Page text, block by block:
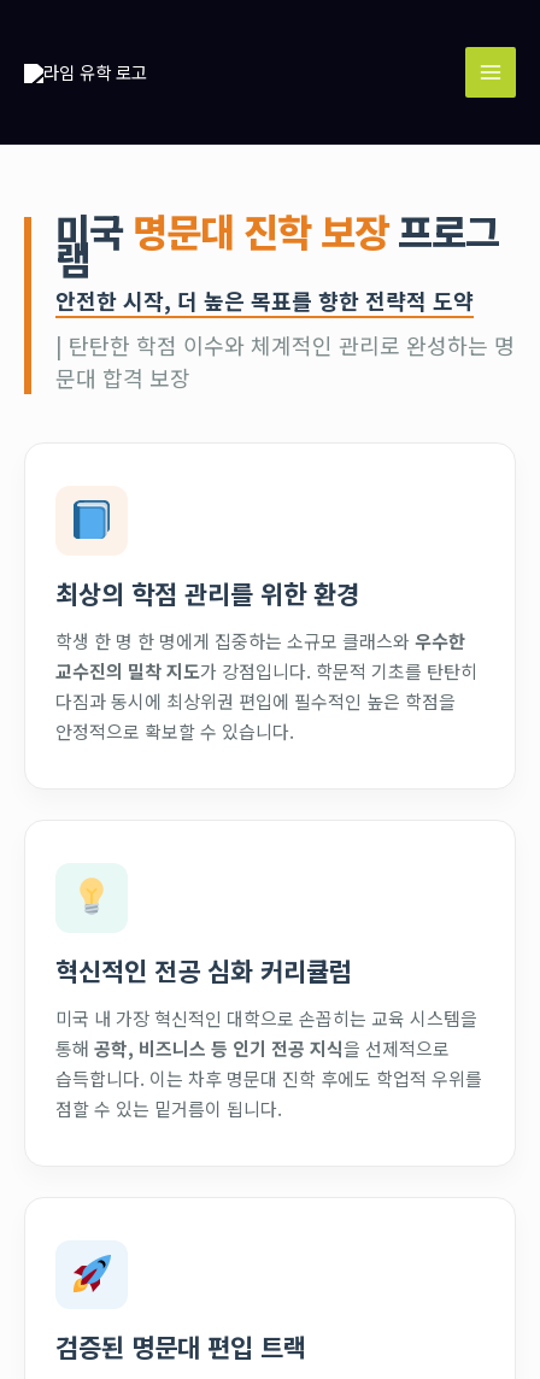
너
미국명문대 진학 보장프로그
램
안전한 시작, 더 높은 목표를 향한 전략적 도약
| 탄탄한 학점 이수와 체계적인 관리로 완성하는 명
문대 합격 보장
최상의 학점 관리를 위한 환경
학생 한 명 한 명에게 집중하는 소규모 클래스와 우수한
교수진의 밀착 지도가 강점입니다. 학문적 기초를 탄탄히
다짐과 동시에 최상위권 편입에 필수적인 높은 학점을
안정적으로 확보할 수 있습니다.
혁신적인 전공 심화 커리큘럼
미국 내 가장 혁신적인 대학으로 손꼽히는 교육 시스템을
통해 공학, 비즈니스 등 인기 전공 지식을 선제적으로
습득합니다. 이는 차후 명문대 진학 후에도 학업적 우위를
점할 수 있는 밑거름이 됩니다.
검증된 명문대 편입 트랙